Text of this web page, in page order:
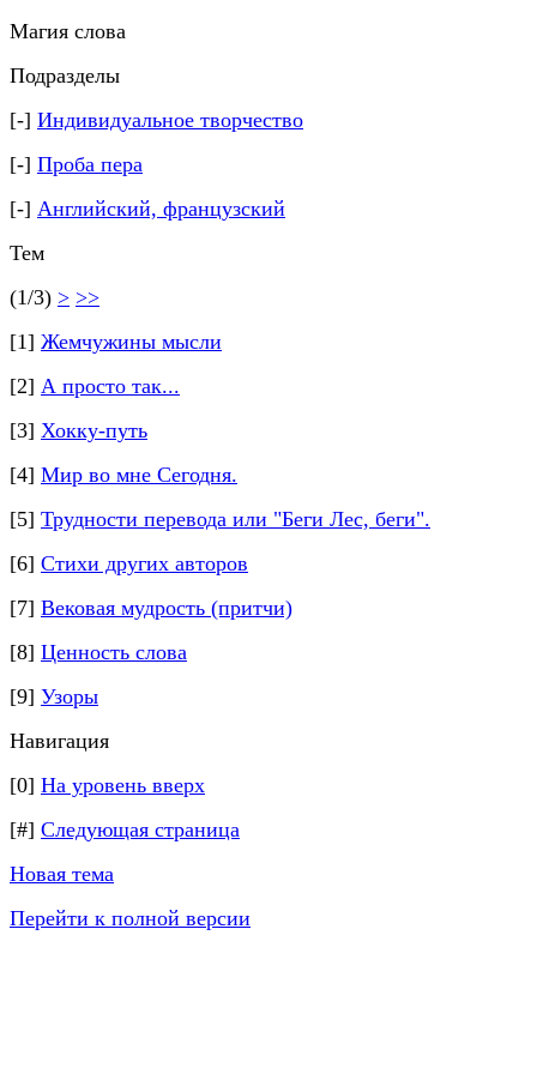
Магия слова
Подразделы
[-] Индивидуальное творчество
[-] Проба пера
[-] Английский, французский
Тем
(1/3) > >>
[1] Жемчужины мысли
[2] А просто так...
[3] Хокку-путь
[4] Мир во мне Сегодня.
[5] Трудности перевода или "Беги Лес, беги".
[6] Стихи других авторов
[7] Вековая мудрость (притчи)
[8] Ценность слова
[9] Узоры
Навигация
[0] На уровень вверх
[#] Следующая страница
Новая тема
Перейти к полной версии